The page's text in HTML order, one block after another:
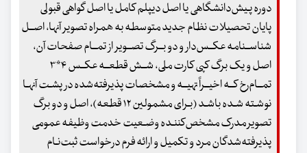
دوره پـیش‌دانشگاهی یا اصل دیپلم کامل یا اصل گواهی قبولی
پایان تحصیلات نظام جدید متوسطه به همراه تصویر آنها، اصــل
شناســنامه عکــس‌دار و دو بــرگ تصــویر از تمــام صفحات آن،
اصل و یک برگ کپی کارت ملی، شــش قطعــه عکــس ۴*۳
تمــام‌رخ کــه اخیــراً تهیــه و مشخصات پذیرفته‌شده در پشـت آنهـا
نوشـته شـده باشـد (بـرای مشمولین ۱۲ قطعه)، اصل و دو برگ
تصویر مدرک مشخص‌کننـده وضـعیت خدمت وظیفه عمومی
پذیرفته‌شدگان مرد و تکمیل و ارائه فرم درخواست ثبت‌نـام